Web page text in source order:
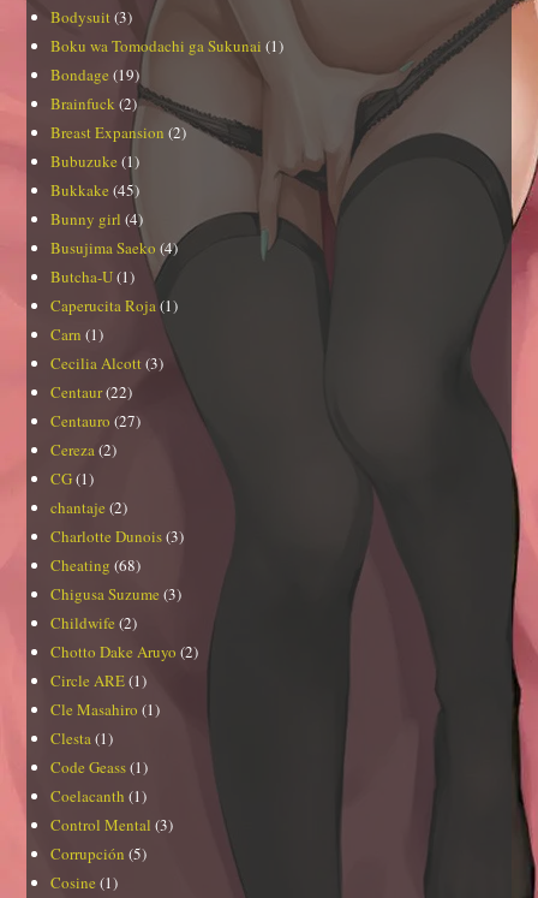
Bodysuit (3)
Boku wa Tomodachi ga Sukunai (1)
Bondage (19)
Brainfuck (2)
Breast Expansion (2)
Bubuzuke (1)
Bukkake (45)
Bunny girl (4)
Busujima Saeko (4)
Butcha-U(1)
Caperucita Roja (1)
Carn (1)
Cecilia Alcott (3)
Centaur(22)
Centauro (27)
Cereza (2)
CG(1)
chantaje (2)
Charlotte Dunois(3)
Cheating (68)
Chigusa Suzume (3)
Childwife (2)
Chotto Dake Aruyo (2)
Circle ARE(1)
Cle Masahiro (1)
Clesta (1)
Code Geass(1)
Coelacanth (1)
Control Mental (3)
Corrupción (5)
Cosine (1)